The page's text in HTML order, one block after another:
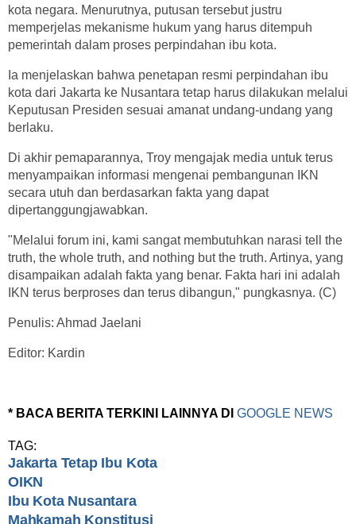
kota negara. Menurutnya, putusan tersebut justru
memperjelas mekanisme hukum yang harus ditempuh
pemerintah dalam proses perpindahan ibu kota.
Ia menjelaskan bahwa penetapan resmi perpindahan ibu
kota dari Jakarta ke Nusantara tetap harus dilakukan melalui
Keputusan Presiden sesuai amanat undang-undang yang
berlaku.
Di akhir pemaparannya, Troy mengajak media untuk terus
menyampaikan informasi mengenai pembangunan IKN
secara utuh dan berdasarkan fakta yang dapat
dipertanggungjawabkan.
"Melalui forum ini, kami sangat membutuhkan narasi tell the
truth, the whole truth, and nothing but the truth. Artinya, yang
disampaikan adalah fakta yang benar. Fakta hari ini adalah
IKN terus berproses dan terus dibangun," pungkasnya. (C)
Penulis: Ahmad Jaelani
Editor: Kardin
* BACA BERITA TERKINI LAINNYA DI GOOGLE NEWS
TAG:
Jakarta Tetap Ibu Kota
OIKN
Ibu Kota Nusantara
Mahkamah Konstitusi